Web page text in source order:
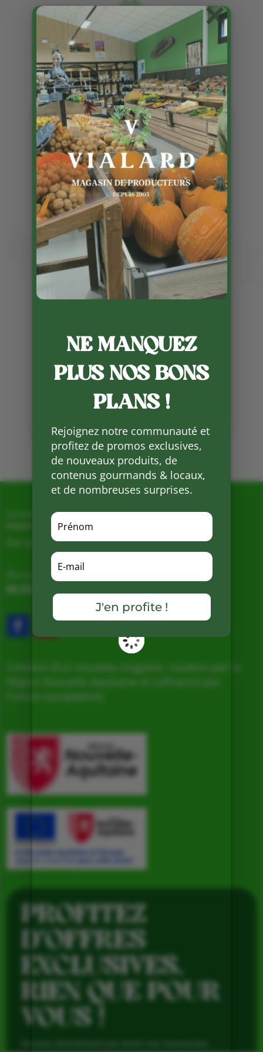
C’est la rentrée !!!
Publié le 5 09 2023
L’équipe de la Ferme de Vialard
vous accueille du LUNDI au
Facebook
Mots clés :
La Ferme de Vialard
Magasin de producteurs depuis 2005
Sur place, Livraison et Expéditions
Du Lundi au Samedi de 9h à 19h
05.53.31.98.50
Création d’un nouveau magasin, soutenu par la
PROFITEZ
D’OFFRES
EXCLUSIVES,
RIEN QUE POUR
VOUS !
NE MANQUEZ
PLUS NOS BONS
PLANS !
Rejoignez notre communauté et
profitez de promos exclusives,
de nouveaux produits, de
contenus gourmands & locaux,
et de nombreuses surprises.
J'en profite !
×